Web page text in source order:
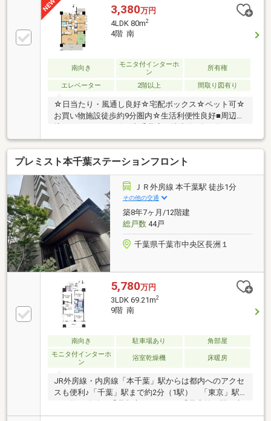
3,380万円
4LDK 80m2
4階 南
南向き
モニタ付インターホ
ン
所有権
エレベーター 2階以上 間取り図有り
☆日当たり・風通し良好☆宅配ボックス☆ペット可☆
お買い物施設徒歩約9分圏内☆生活利便性良好■周辺環
境■デイリーヤマザキ 本千葉店／徒歩約7分／約500ｍ
リブレ京成 ミナーレ本千葉店／徒歩約9分／約650ｍ本
千葉 エンゼルホーム保育園／徒歩約5分／約350ｍ千葉
市立寒川小学校／徒歩約7分／約550ｍ千葉市立末広中
学校／徒歩約13分／約1000ｍ■交通■外房線/内房線
「本千葉」駅 徒歩約8分千葉都市モノレール「県庁
前」駅 徒歩約10分小湊鐵道バス「港町」停 徒歩約
2分■ご内覧・ご来店 ご希望のお客様へ■ご来店・ご
案内可能です！ご希望のお日にちをお気軽にご連絡下
さい
プレミスト本千葉ステーションフロント
ＪＲ外房線 本千葉駅 徒歩1分
その他の交通
築8年7ヶ月/12階建
総戸数44戸
千葉県千葉市中央区長洲１
5,780万円
3LDK 69.21m2
9階 南
南向き 駐車場あり
角部屋
モニタ付インターホ
ン
浴室乾燥機 床暖房
JR外房線・内房線「本千葉」駅からは都内へのアクセ
スも便利♪「千葉」駅まで約2分（1駅） 「東京」駅
まで約50分他に千葉都市モノレール「県庁前」駅・京
成電鉄「千葉中央」駅も徒歩圏内にあり、複数路線使